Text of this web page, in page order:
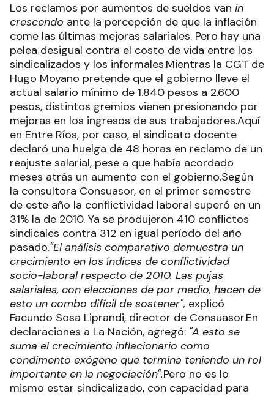
Los reclamos por aumentos de sueldos van in
crescendo ante la percepción de que la inflación
come las últimas mejoras salariales. Pero hay una
pelea desigual contra el costo de vida entre los
sindicalizados y los informales.Mientras la CGT de
Hugo Moyano pretende que el gobierno lleve el
actual salario mínimo de 1.840 pesos a 2.600
pesos, distintos gremios vienen presionando por
mejoras en los ingresos de sus trabajadores.Aquí
en Entre Ríos, por caso, el sindicato docente
declaró una huelga de 48 horas en reclamo de un
reajuste salarial, pese a que había acordado
meses atrás un aumento con el gobierno.Según
la consultora Consuasor, en el primer semestre
de este año la conflictividad laboral superó en un
31% la de 2010. Ya se produjeron 410 conflictos
sindicales contra 312 en igual período del año
pasado."El análisis comparativo demuestra un
crecimiento en los índices de conflictividad
socio-laboral respecto de 2010. Las pujas
salariales, con elecciones de por medio, hacen de
esto un combo difícil de sostener", explicó
Facundo Sosa Liprandi, director de Consuasor.En
declaraciones a La Nación, agregó: "A esto se
suma el crecimiento inflacionario como
condimento exógeno que termina teniendo un rol
importante en la negociación".Pero no es lo
mismo estar sindicalizado, con capacidad para